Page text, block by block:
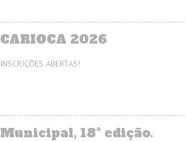
CARIOCA 2026
INSCRIÇÕES ABERTAS!
Municipal, 18ª edição.